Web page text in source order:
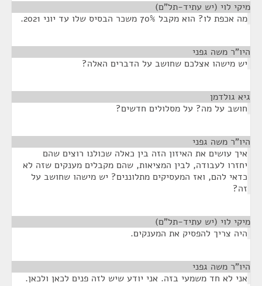
מיקי לוי (יש עתיד-תל"ם)
מה אכפת לו? הוא מקבל 70% משכר הבסיס שלו עד יוני 2021.
היו"ר משה גפני
יש מישהו אצלכם שחושב על הדברים האלה?
גיא גולדמן
חושב על מה? על מסלולים חדשים?
היו"ר משה גפני
איך עושים את האיזון הזה בין כאלה שכולנו רוצים שהם
יחזרו לעבודה, לבין המציאות, שהם מקבלים מענקים שזה לא
כדאי להם, ואז המעסיקים מתלוננים? יש מישהו שחושב על
זה?
מיקי לוי (יש עתיד-תל"ם)
היה צריך להפסיק את המענקים.
היו"ר משה גפני
אני לא חד משמעי בזה. אני יודע שיש לזה פנים לכאן ולכאן.